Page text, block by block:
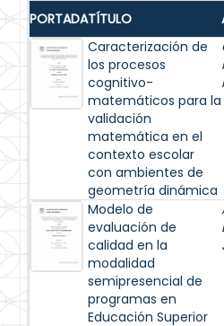
PORTADATÍTULO
Caracterización de
los procesos
cognitivo-
matemáticos para la
validación
matemática en el
contexto escolar
con ambientes de
geometría dinámica
Modelo de
evaluación de
calidad en la
modalidad
semipresencial de
programas en
Educación Superior